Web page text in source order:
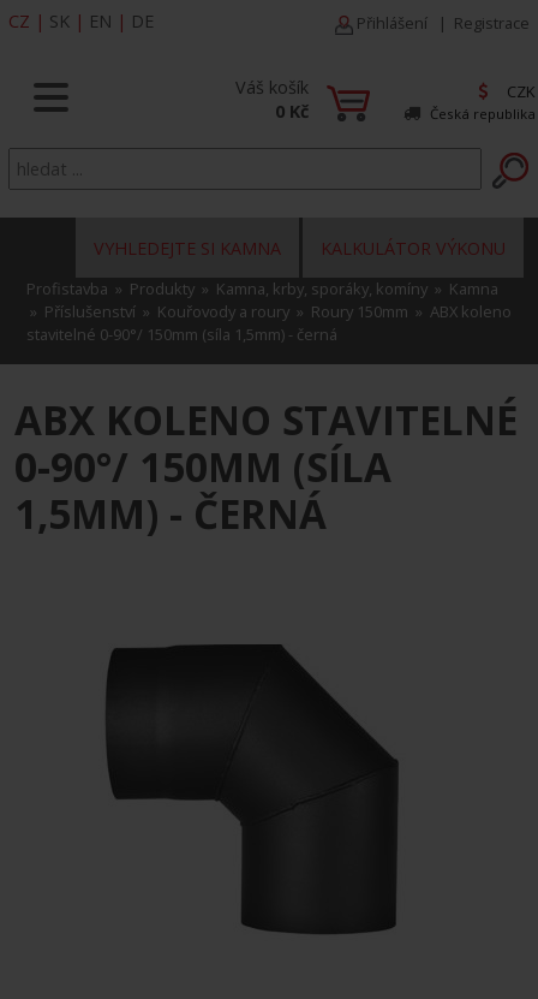
CZ | SK | EN | DE Přihlášení | Registrace
Váš košík
0 Kč
CZK
Česká republika
KALKULÁTOR VÝKONU
VYHLEDEJTE SI KAMNA
Profistavba » Produkty » Kamna, krby, sporáky, komíny » Kamna
» Příslušenství » Kouřovody a roury » Roury 150mm » ABX koleno
stavitelné 0-90°/ 150mm (síla 1,5mm) - černá
ABX KOLENO STAVITELNÉ
0-90°/ 150MM (SÍLA
1,5MM) - ČERNÁ